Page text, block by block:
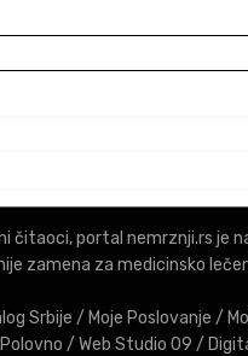
čitaoci, portal nemrznji.rs je
zamena za medicinsko
Srbije / Moje Poslovanje /
Polovno / Web Studio 09 /